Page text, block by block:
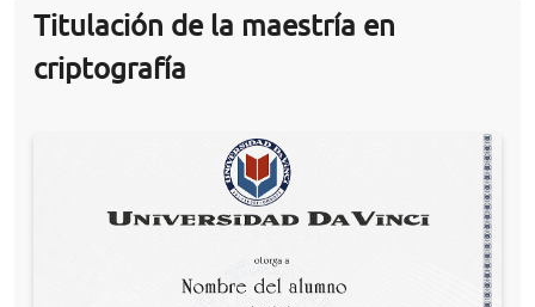
Titulación de la maestría en
criptografía